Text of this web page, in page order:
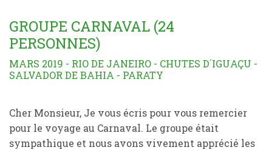
GROUPE CARNAVAL (24
PERSONNES)
MARS 2019 - RIO DE JANEIRO - CHUTES D´IGUAÇU -
SALVADOR DE BAHIA - PARATY
Cher Monsieur, Je vous écris pour vous remercier
pour le voyage au Carnaval. Le groupe était
sympathique et nous avons vivement apprécié les